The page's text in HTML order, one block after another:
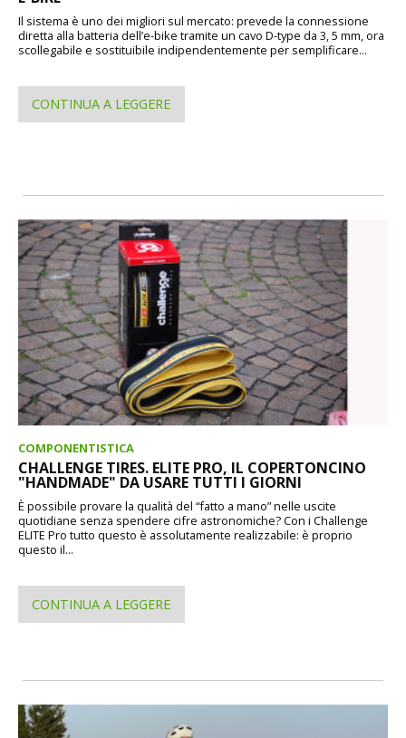
Il sistema è uno dei migliori sul mercato: prevede la connessione
diretta alla batteria dell’e-bike tramite un cavo D-type da 3, 5 mm, ora
scollegabile e sostituibile indipendentemente per semplificare...
CONTINUA A LEGGERE
COMPONENTISTICA
CHALLENGE TIRES. ELITE PRO, IL COPERTONCINO
"HANDMADE" DA USARE TUTTI I GIORNI
È possibile provare la qualità del “fatto a mano” nelle uscite
quotidiane senza spendere cifre astronomiche? Con i Challenge
ELITE Pro tutto questo è assolutamente realizzabile: è proprio
questo il...
CONTINUA A LEGGERE